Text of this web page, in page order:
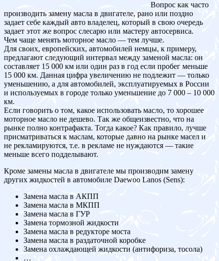
Вопрос как часто
производить замену масла в двигателе, рано или поздно
задает себе каждый авто владелец, который в свою очередь
задает этот же вопрос слесарю или мастеру автосервиса.
Чем чаще менять моторное масло — тем лучше.
Для своих, европейских, автомобилей немцы, к примеру,
предлагают следующий интервал между заменой масла: он
составляет 15 000 км или один раз в год если пробег меньше
15 000 км. Данная цифра увеличению не подлежит — только
уменьшению, а для автомобилей, эксплуатируемых в России
и используемых в городе только уменьшение до 7 000 – 10 000
км.
Если говорить о том, какое использовать масло, то хорошее
моторное масло не дешево. Так же общеизвестно, что на
рынке полно контрафакта. Тогда какое? Как правило, лучше
присматриваться к маслам, которые давно на рынке масел и
не рекламируются, т.е. в рекламе не нуждаются — такие
меньше всего подделывают.
Кроме замены масла в двигателе мы производим замену
других жидкостей в автомобиле Daewoo Lanos (Sens):
Замена масла в АКПП
Замена масла в МКПП
Замена масла в ГУР
Замена тормозной жидкости
Замена масла в редукторе моста
Замена масла в раздаточной коробке
Замена охлаждающей жидкости (антифориза, тосола)
…